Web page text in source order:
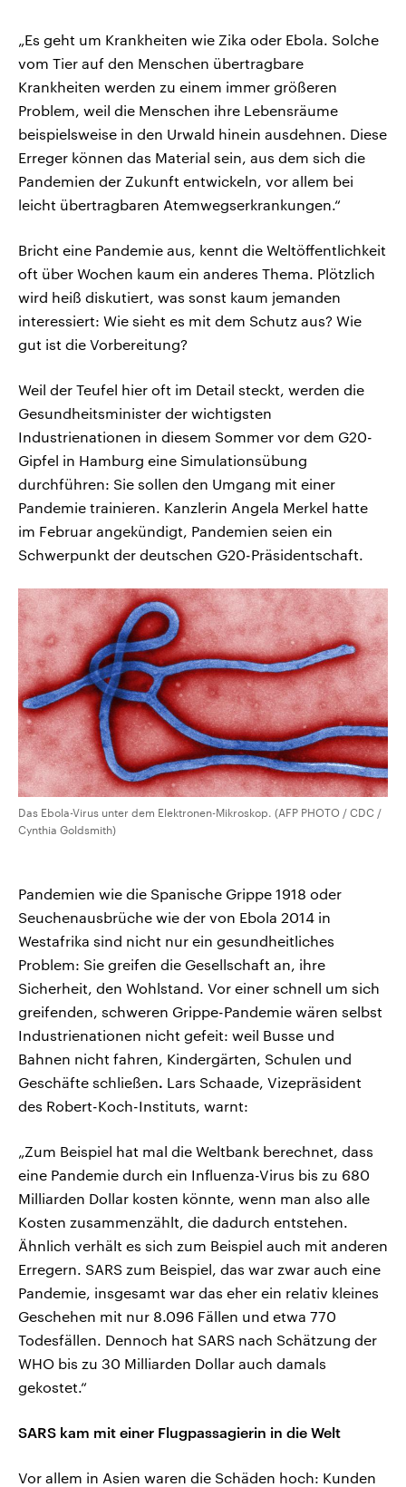
„Es geht um Krankheiten wie Zika oder Ebola. Solche
vom Tier auf den Menschen übertragbare
Krankheiten werden zu einem immer größeren
Problem, weil die Menschen ihre Lebensräume
beispielsweise in den Urwald hinein ausdehnen. Diese
Erreger können das Material sein, aus dem sich die
Pandemien der Zukunft entwickeln, vor allem bei
leicht übertragbaren Atemwegserkrankungen.“
Bricht eine Pandemie aus, kennt die Weltöffentlichkeit
oft über Wochen kaum ein anderes Thema. Plötzlich
wird heiß diskutiert, was sonst kaum jemanden
interessiert: Wie sieht es mit dem Schutz aus? Wie
gut ist die Vorbereitung?
Weil der Teufel hier oft im Detail steckt, werden die
Gesundheitsminister der wichtigsten
Industrienationen in diesem Sommer vor dem G20-
Gipfel in Hamburg eine Simulationsübung
durchführen: Sie sollen den Umgang mit einer
Pandemie trainieren. Kanzlerin Angela Merkel hatte
im Februar angekündigt, Pandemien seien ein
Schwerpunkt der deutschen G20-Präsidentschaft.
Das Ebola-Virus unter dem Elektronen-Mikroskop. (AFP PHOTO / CDC /
Cynthia Goldsmith)
Pandemien wie die Spanische Grippe 1918 oder
Seuchenausbrüche wie der von Ebola 2014 in
Westafrika sind nicht nur ein gesundheitliches
Problem: Sie greifen die Gesellschaft an, ihre
Sicherheit, den Wohlstand. Vor einer schnell um sich
greifenden, schweren Grippe-Pandemie wären selbst
Industrienationen nicht gefeit: weil Busse und
Bahnen nicht fahren, Kindergärten, Schulen und
Geschäfte schließen. Lars Schaade, Vizepräsident
des Robert-Koch-Instituts, warnt:
„Zum Beispiel hat mal die Weltbank berechnet, dass
eine Pandemie durch ein Influenza-Virus bis zu 680
Milliarden Dollar kosten könnte, wenn man also alle
Kosten zusammenzählt, die dadurch entstehen.
Ähnlich verhält es sich zum Beispiel auch mit anderen
Erregern. SARS zum Beispiel, das war zwar auch eine
Pandemie, insgesamt war das eher ein relativ kleines
Geschehen mit nur 8.096 Fällen und etwa 770
Todesfällen. Dennoch hat SARS nach Schätzung der
WHO bis zu 30 Milliarden Dollar auch damals
gekostet.“
SARS kam mit einer Flugpassagierin in die Welt
Vor allem in Asien waren die Schäden hoch: Kunden